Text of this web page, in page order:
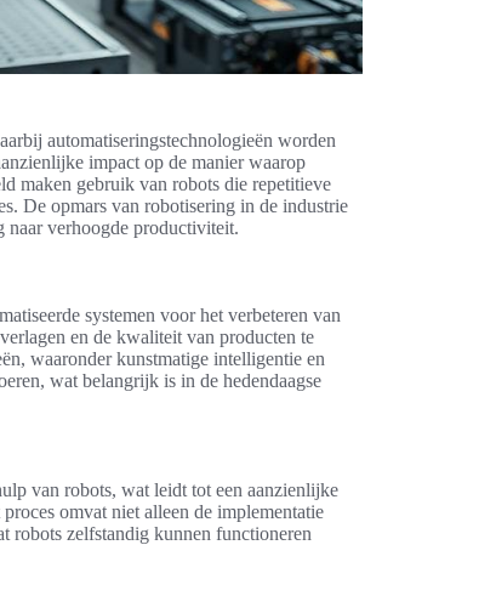
automatiseringstechnologieën worden
impact op de manier waarop
maken gebruik van robots die repetitieve
De opmars van robotisering in de industrie
naar verhoogde productiviteit.
systemen voor het verbeteren van
en de kwaliteit van producten te
waaronder kunstmatige intelligentie en
wat belangrijk is in de hedendaagse
van robots, wat leidt tot een aanzienlijke
omvat niet alleen de implementatie
robots zelfstandig kunnen functioneren